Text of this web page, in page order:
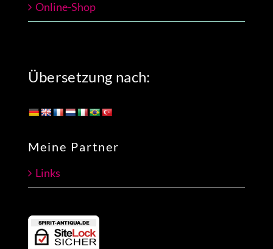
Online-Shop
Übersetzung nach:
Meine Partner
Links